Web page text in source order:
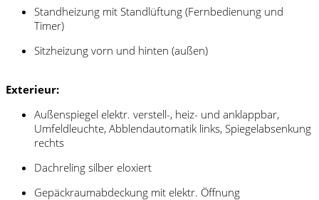
Standheizung mit Standlüftung (Fernbedienung und
Timer)
Sitzheizung vorn und hinten (außen)
Exterieur:
Außenspiegel elektr. verstell-, heiz- und anklappbar,
Umfeldleuchte, Abblendautomatik links, Spiegelabsenkung
rechts
Dachreling silber eloxiert
Gepäckraumabdeckung mit elektr. Öffnung